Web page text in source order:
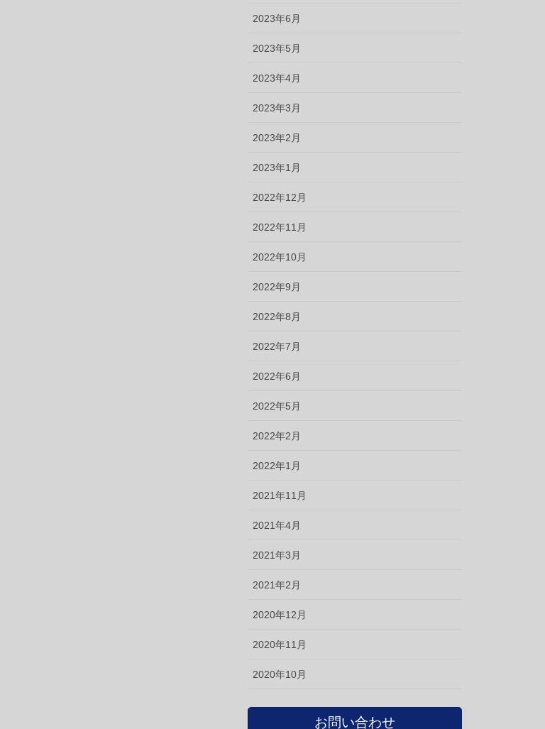
2023年6月
2023年5月
2023年4月
2023年3月
2023年2月
2023年1月
2022年12月
2022年11月
2022年10月
2022年9月
2022年8月
2022年7月
2022年6月
2022年5月
2022年2月
2022年1月
2021年11月
2021年4月
2021年3月
2021年2月
2020年12月
2020年11月
2020年10月
お問い合わせ